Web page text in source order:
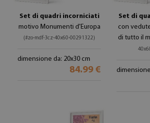
Set di quadri incorniciati
motivo Monumenti d'Europa
(#zo-mdf-3cz-40x60-00291322)
dimensione da: 20x30 cm
84.99 €
Set di
con
di tutto il